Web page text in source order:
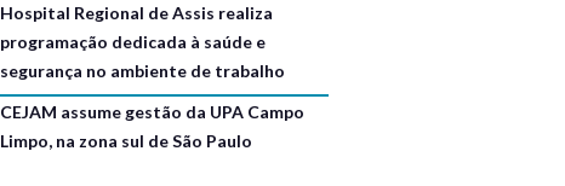
Hospital Regional de Assis realiza
programação dedicada à saúde e
segurança no ambiente de trabalho
CEJAM assume gestão da UPA Campo
Limpo, na zona sul de São Paulo